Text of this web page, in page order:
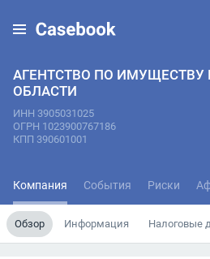
АГЕНТСТВО ПО
ОБЛАСТИ
ИНН 3905031025
ОГРН 1023900767186
КПП 390601001
Компания События Риски
Обзор Информация Налоговые